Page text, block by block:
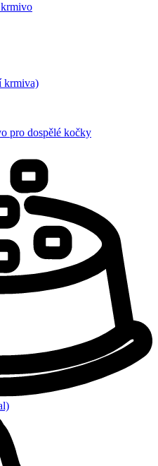
krmivo
krmiva)
pro dospělé kočky